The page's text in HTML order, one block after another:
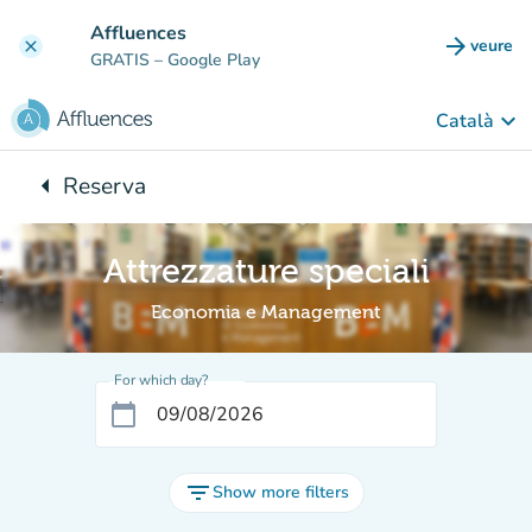
clear Affluences
GRATIS – Google Play arrow_forward veure
(new
Català keyboard_arrow_down
arrow_leftBack to:
Reserva
Attrezzature speciali
Economia e Management
For which day?
calendar_today
filter_listShow more filters